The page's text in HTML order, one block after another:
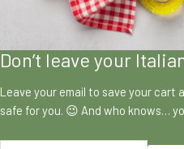
Don’t leave your
Leave your email to save your cart
safe for you. 😉 And who knows…